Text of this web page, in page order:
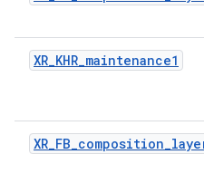
XR_KHR_maintenance1